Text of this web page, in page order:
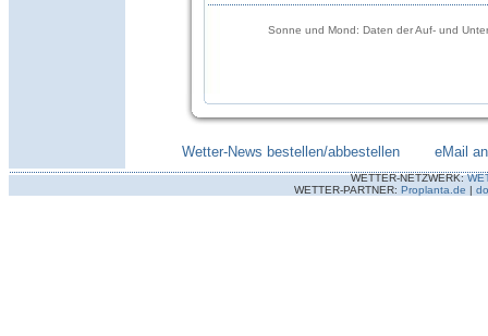
Sonne und Mond: Daten der Auf- und
Wetter-News bestellen/abbestellen eMail
WETTER-NETZWERK:
WETTER-PARTNER: Proplanta.de |